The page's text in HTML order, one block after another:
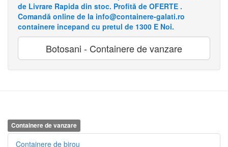
de Livrare Rapida din stoc. Profită de OFERTE .
Comandă online de la info@containere-galati.ro
containere incepand cu pretul de 1300 E Noi.
Botosani - Containere de vanzare
Containere de vanzare
Containere de birou